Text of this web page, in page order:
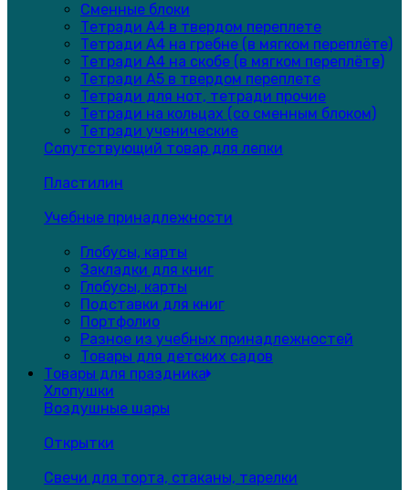
Сменные блоки
Тетради А4 в твердом переплете
Тетради А4 на гребне (в мягком переплёте)
Тетради А4 на скобе (в мягком переплёте)
Тетради А5 в твердом переплете
Тетради для нот, тетради прочие
Тетради на кольцах (со сменным блоком)
Тетради ученические
Сопутствующий товар для лепки
Пластилин
Учебные принадлежности
Глобусы, карты
Закладки для книг
Глобусы, карты
Подставки для книг
Портфолио
Разное из учебных принадлежностей
Товары для детских садов
Товары для праздника
Хлопушки
Воздушные шары
Открытки
Свечи для торта, стаканы, тарелки